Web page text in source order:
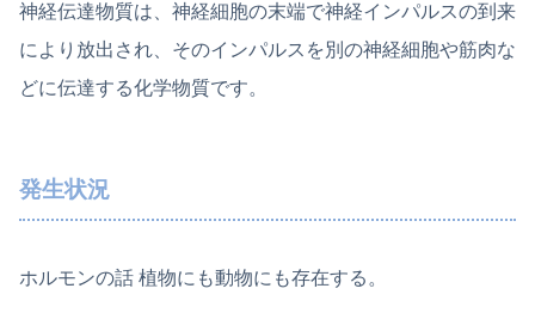
神経伝達物質は、神経細胞の末端で神経インパルスの到来
により放出され、そのインパルスを別の神経細胞や筋肉な
どに伝達する化学物質です。
発生状況
ホルモンの話 植物にも動物にも存在する。